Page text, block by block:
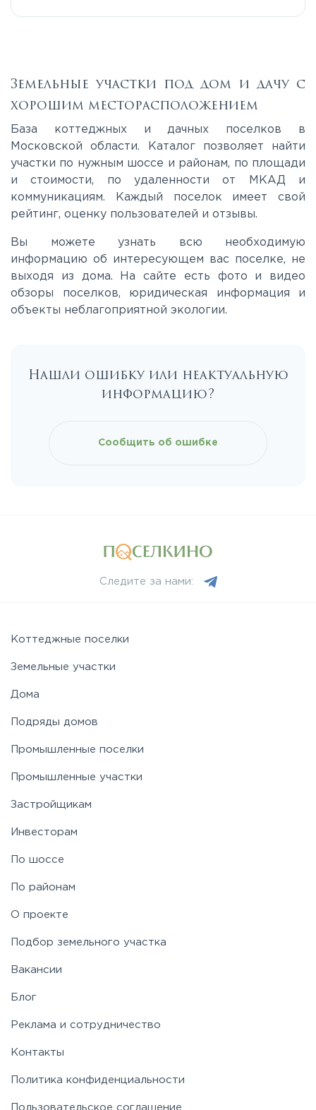
Киевское
Минское
Новорижское
Симферопольское
Фряновское
Ярославское
Земельные участки под дом и дачу с
хорошим месторасположением
База коттеджных и дачных поселков в
Московской области. Каталог позволяет найти
участки по нужным шоссе и районам, по площади
и стоимости, по удаленности от МКАД и
коммуникациям. Каждый поселок имеет свой
рейтинг, оценку пользователей и отзывы.
Вы можете узнать всю необходимую
информацию об интересующем вас поселке, не
выходя из дома. На сайте есть фото и видео
обзоры поселков, юридическая информация и
объекты неблагоприятной экологии.
Нашли ошибку или неактуальную
информацию?
Сообщить об ошибке
Следите за нами:
Коттеджные поселки
Земельные участки
Дома
Подряды домов
Промышленные поселки
Промышленные участки
Застройщикам
Инвесторам
По шоссе
По районам
О проекте
Подбор земельного участка
Вакансии
Блог
Реклама и сотрудничество
Контакты
Политика конфиденциальности
Пользовательское соглашение